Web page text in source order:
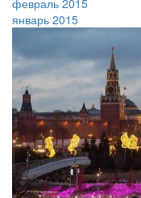
февраль 2015
январь 2015